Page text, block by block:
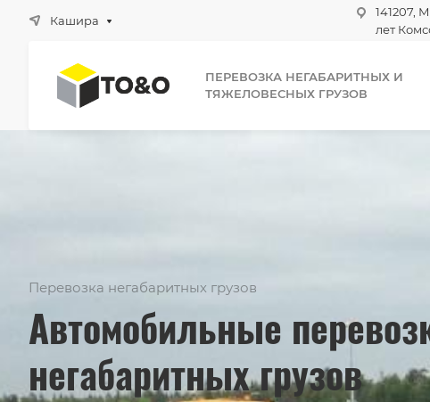
Кашира
141207,
лет
ПЕРЕВОЗКА НЕГАБАРИТНЫХ И
ТЯЖЕЛОВЕСНЫХ ГРУЗОВ
Перевозка негабаритных грузов
Автомобильные
негабаритных грузов